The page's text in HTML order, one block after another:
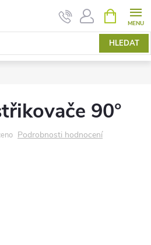
HLEDAT
NÁKUPNÍ
KOŠÍK
90°
Podrobnosti hodnocení